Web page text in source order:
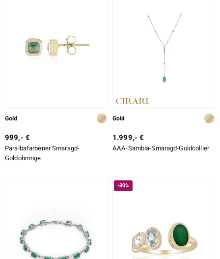
Gold
999,- €
Paraibafarbener Smaragd-
Goldohrringe
Gold
1.999,- €
AAA-Sambia-Smaragd-Goldcollier
-30%